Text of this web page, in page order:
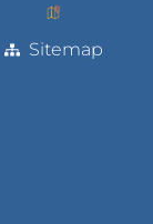
Sitemap